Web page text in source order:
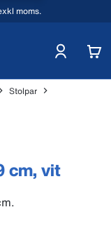
moms.
Stolpar
cm, vit